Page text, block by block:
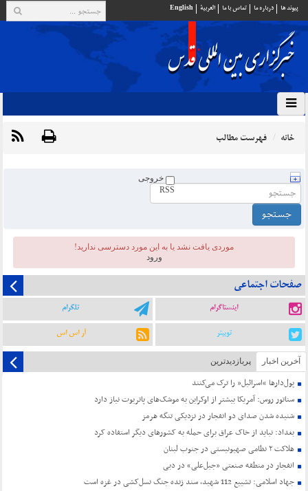
پيوند ها درباره ما تماس با ما العربية English
خانه فهرست مطالب
خروجی
RSS
موردی يافت نشد یا به این مورد دسترسی ندارید!
ورود
صفحات اجتماعی
اینستاگرام تلگرام
توییتر آر اس اس
آخرین اخبار پربازدیدترین
پول‌دارها “اسرائیل” را ترک می‌کنند
سناتور روس: آمریکا بیشتر از اوکراین به موشک‌های پاتریوت نیاز دارد
شنیده شدن صدای دو انفجار در نزدیکی تنگه هرمز
بغداد: نباید از خاک عراق برای حمله به کشورهای دیگر استفاده کرد
هلاکت ۲ نظامی صهیونیستی در جنوب لبنان
انفجار در منطقه صنعتی «جبل‌علی» در دبی
جهاد اسلامی: تشییع 112 شهید، سند زنده جنگ نسل‌کشی در غزه است